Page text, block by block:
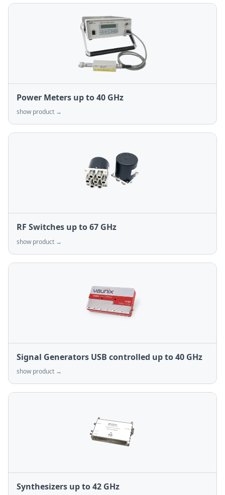
Power Meters up to 40 GHz
show product →
RF Switches up to 67 GHz
show product →
Signal Generators USB controlled up to 40 GHz
show product →
Synthesizers up to 42 GHz